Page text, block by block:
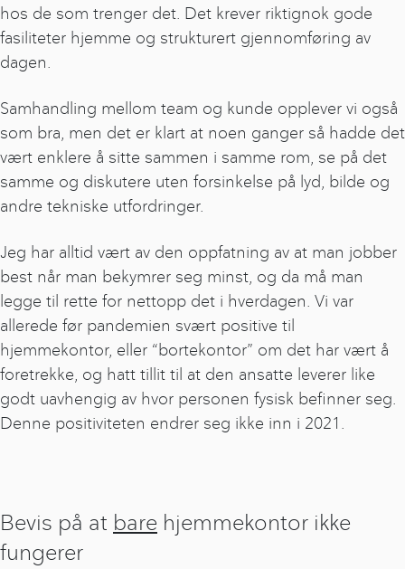
hos de som trenger det. Det krever riktignok gode
fasiliteter hjemme og strukturert gjennomføring av
dagen.
Samhandling mellom team og kunde opplever vi også
som bra, men det er klart at noen ganger så hadde det
vært enklere å sitte sammen i samme rom, se på det
samme og diskutere uten forsinkelse på lyd, bilde og
andre tekniske utfordringer.
Jeg har alltid vært av den oppfatning av at man jobber
best når man bekymrer seg minst, og da må man
legge til rette for nettopp det i hverdagen. Vi var
allerede før pandemien svært positive til
hjemmekontor, eller “bortekontor” om det har vært å
foretrekke, og hatt tillit til at den ansatte leverer like
godt uavhengig av hvor personen fysisk befinner seg.
Denne positiviteten endrer seg ikke inn i 2021.
Bevis på at bare hjemmekontor ikke
fungerer